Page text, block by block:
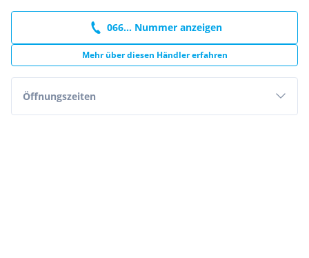
066... Nummer anzeigen
Mehr über diesen Händler erfahren
Öffnungszeiten